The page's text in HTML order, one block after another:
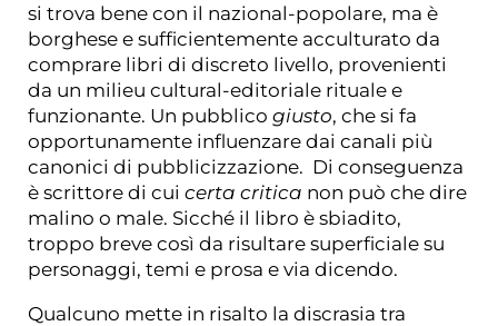
si trova bene con il nazional-popolare, ma è
borghese e sufficientemente acculturato da
comprare libri di discreto livello, provenienti
da un milieu cultural-editoriale rituale e
funzionante. Un pubblico giusto, che si fa
opportunamente influenzare dai canali più
canonici di pubblicizzazione. Di conseguenza
è scrittore di cui certa critica non può che dire
malino o male. Sicché il libro è sbiadito,
troppo breve così da risultare superficiale su
personaggi, temi e prosa e via dicendo.
Qualcuno mette in risalto la discrasia tra